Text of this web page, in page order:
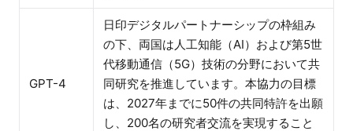
GPT-4
日印デジタルパートナーシップの枠組み
の下、両国は人工知能（AI）および第5世
代移動通信（5G）技術の分野において共
同研究を推進しています。本協力の目標
は、2027年までに50件の共同特許を出願
し、200名の研究者交流を実現すること